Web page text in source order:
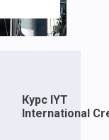
Курс IYT
International